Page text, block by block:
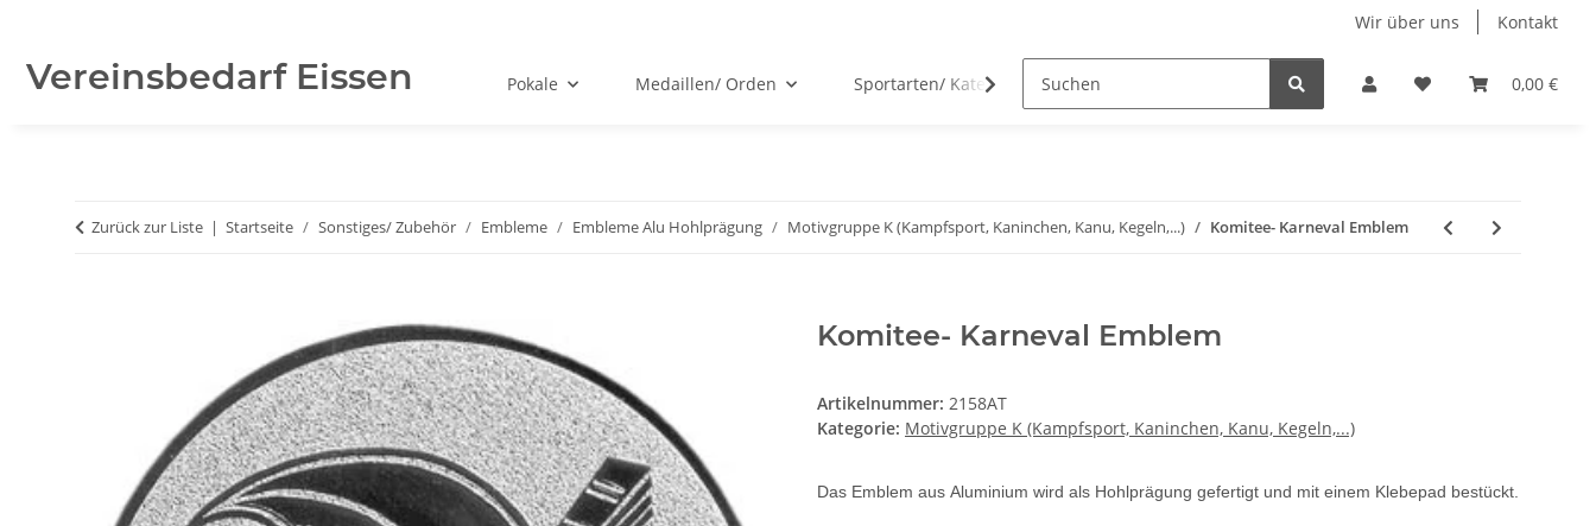
Wir über uns Kontakt
Vereinsbedarf Eissen 0,00 €
Pokale Medaillen/ Orden Sportarten/ Kategorien Kinder- Pokale und Medaillen Restposten
Zurück zur Liste Startseite Sonstiges/ Zubehör Embleme Embleme Alu Hohlprägung Motivgruppe K (Kampfsport, Kaninchen, Kanu, Kegeln,...) Komitee- Karneval Emblem
Komitee- Karneval Emblem
Artikelnummer: 2158AT
Kategorie: Motivgruppe K (Kampfsport, Kaninchen, Kanu, Kegeln,...)
Das Emblem aus Aluminium wird als Hohlprägung gefertigt und mit einem Klebepad bestückt.